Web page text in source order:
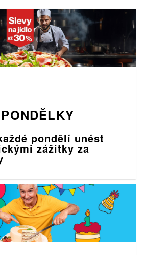
pondělí unést
zážitky za